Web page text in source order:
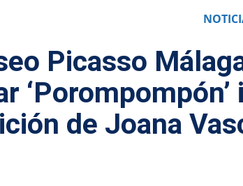
Picasso
de Joana